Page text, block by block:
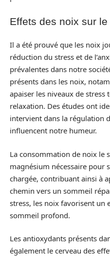
Effets des noix sur le
Il a été prouvé que les noix
réduction du stress et de
prévalentes dans notre
présents dans les noix,
apaiser les niveaux de
relaxation. Des études ont
intervient dans la régulation
influencent notre humeur.
La consommation de noix le
magnésium nécessaire pour
chargée, contribuant ainsi à
chemin vers un sommeil
stress, les noix favorisent un
sommeil profond.
Les antioxydants présents
également le cerveau des